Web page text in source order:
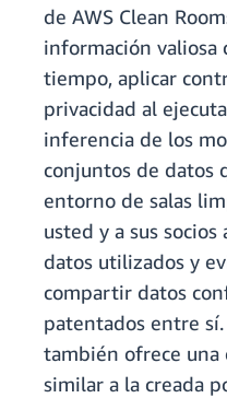
de AWS Clean
información valiosa
tiempo, aplicar
privacidad al
inferencia de los
conjuntos de datos
entorno de salas
usted y a sus
datos utilizados y
compartir datos
patentados entre sí.
también ofrece una
similar a la creada